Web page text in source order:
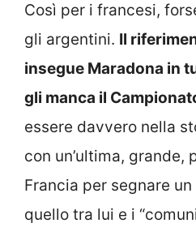
Così per i francesi,
gli argentini. Il
insegue Maradona in
gli manca il
essere davvero nella
con un’ultima, grande,
Francia per segnare
quello tra lui e i